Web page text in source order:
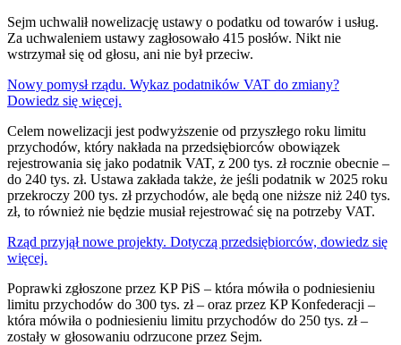
Sejm uchwalił nowelizację ustawy o podatku od towarów i usług.
Za uchwaleniem ustawy zagłosowało 415 posłów. Nikt nie
wstrzymał się od głosu, ani nie był przeciw.
Nowy pomysł rządu. Wykaz podatników VAT do zmiany?
Dowiedz się więcej.
Celem nowelizacji jest podwyższenie od przyszłego roku limitu
przychodów, który nakłada na przedsiębiorców obowiązek
rejestrowania się jako podatnik VAT, z 200 tys. zł rocznie obecnie –
do 240 tys. zł. Ustawa zakłada także, że jeśli podatnik w 2025 roku
przekroczy 200 tys. zł przychodów, ale będą one niższe niż 240 tys.
zł, to również nie będzie musiał rejestrować się na potrzeby VAT.
Rząd przyjął nowe projekty. Dotyczą przedsiębiorców, dowiedz się
więcej.
Poprawki zgłoszone przez KP PiS – która mówiła o podniesieniu
limitu przychodów do 300 tys. zł – oraz przez KP Konfederacji –
która mówiła o podniesieniu limitu przychodów do 250 tys. zł –
zostały w głosowaniu odrzucone przez Sejm.